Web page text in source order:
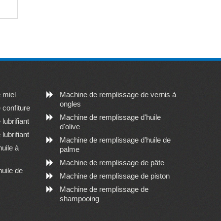
miel
confiture
à
de
Machine de remplissage de vernis à
ongles
Machine de remplissage d'huile
d'olive
Machine de remplissage d'huile de
palme
Machine de remplissage de pâte
Machine de remplissage de piston
Machine de remplissage de
shampooing